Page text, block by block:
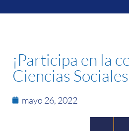
¡Participa en la
Ciencias
mayo 26, 2022